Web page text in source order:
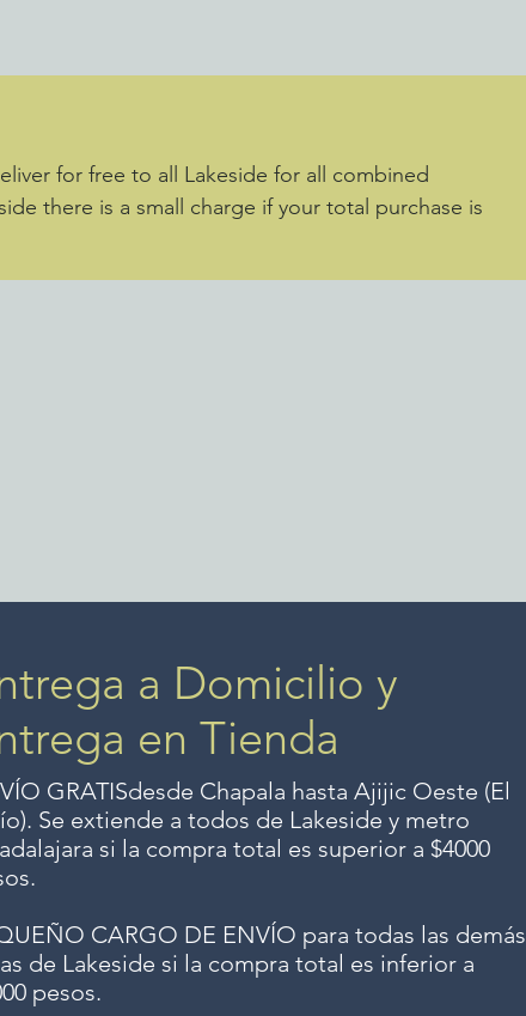
for free to all Lakeside for all combined
there is a small charge if your total purchase is
a Domicilio y
en Tienda
GRATISdesde Chapala hasta Ajijic Oeste (El
Se extiende a todos de Lakeside y metro
si la compra total es superior a $4000
CARGO DE ENVÍO para todas las demás
de Lakeside si la compra total es inferior a
pesos.